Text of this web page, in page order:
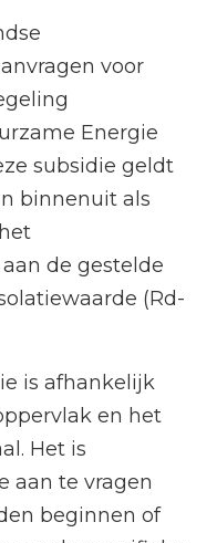
voor
Energie
subsidie geldt
binnenuit als
de gestelde
(Rd-
is afhankelijk
en het
Het is
aan te vragen
beginnen of